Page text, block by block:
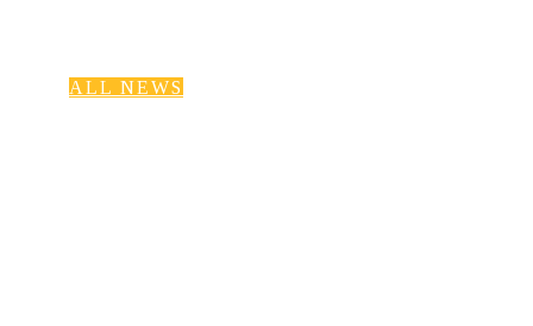
ALL NEWS